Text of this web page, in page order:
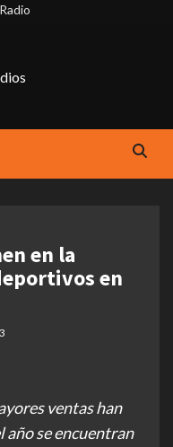
en la
en
ventas han
año se encuentran